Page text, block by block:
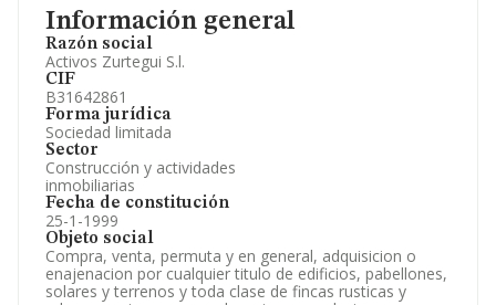
Información general
Razón social
Activos Zurtegui S.l.
CIF
B31642861
Forma jurídica
Sociedad limitada
Sector
Construcción y actividades
inmobiliarias
Fecha de constitución
25-1-1999
Objeto social
Compra, venta, permuta y en general, adquisicion o
enajenacion por cualquier titulo de edificios, pabellones,
solares y terrenos y toda clase de fincas rusticas y
Información oficial y registral complementaria.